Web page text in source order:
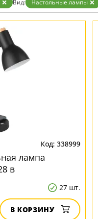
Вид: Настольные лампы
338999
лампа
в
27 шт.
В КОРЗИНУ